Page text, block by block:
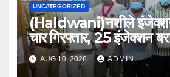
UNCATEGORIZED
(Haldwani)नशीले
चार गिरफ्तार, 25 इंजेक्शन
AUG 10, 2026 ADMIN